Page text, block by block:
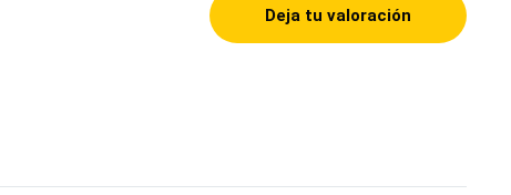
Deja tu valoración